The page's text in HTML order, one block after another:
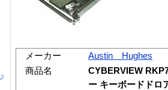
メーカー
Austin Hughes
商品名
CYBERVIEW
ー キーボードドロ